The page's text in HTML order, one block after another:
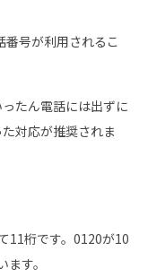
号が利用されるこ
たん電話には出ずに
対応が推奨されま
11桁です。0120が10
す。